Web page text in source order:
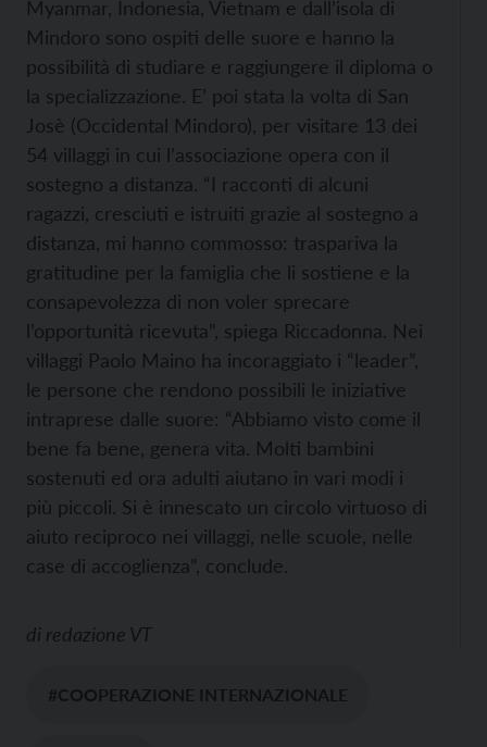
Myanmar, Indonesia, Vietnam e dall’isola di
Mindoro sono ospiti delle suore e hanno la
possibilità di studiare e raggiungere il diploma o
la specializzazione. E’ poi stata la volta di San
Josè (Occidental Mindoro), per visitare 13 dei
54 villaggi in cui l’associazione opera con il
sostegno a distanza. “I racconti di alcuni
ragazzi, cresciuti e istruiti grazie al sostegno a
distanza, mi hanno commosso: traspariva la
gratitudine per la famiglia che li sostiene e la
consapevolezza di non voler sprecare
l’opportunità ricevuta”, spiega Riccadonna. Nei
villaggi Paolo Maino ha incoraggiato i “leader”,
le persone che rendono possibili le iniziative
intraprese dalle suore: “Abbiamo visto come il
bene fa bene, genera vita. Molti bambini
sostenuti ed ora adulti aiutano in vari modi i
più piccoli. Si è innescato un circolo virtuoso di
aiuto reciproco nei villaggi, nelle scuole, nelle
case di accoglienza”, conclude.
di redazione VT
#COOPERAZIONE INTERNAZIONALE